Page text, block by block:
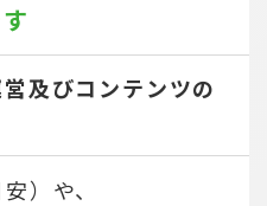
及びコンテンツの
）や、